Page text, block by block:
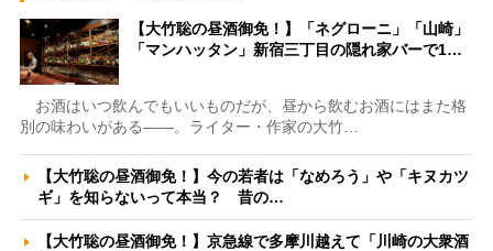
【大竹聡の昼酒御免！】「ネグローニ」「山崎」
「マンハッタン」新宿三丁目の隠れ家バーで1…
お酒はいつ飲んでもいいものだが、昼から飲むお酒にはまた格
別の味わいがある――。ライター・作家の大竹…
【大竹聡の昼酒御免！】今の若者は「なめろう」や「キヌカツ
ギ」を知らないって本当？ 昔の…
【大竹聡の昼酒御免！】京急線で多摩川越えて「川崎の大衆酒